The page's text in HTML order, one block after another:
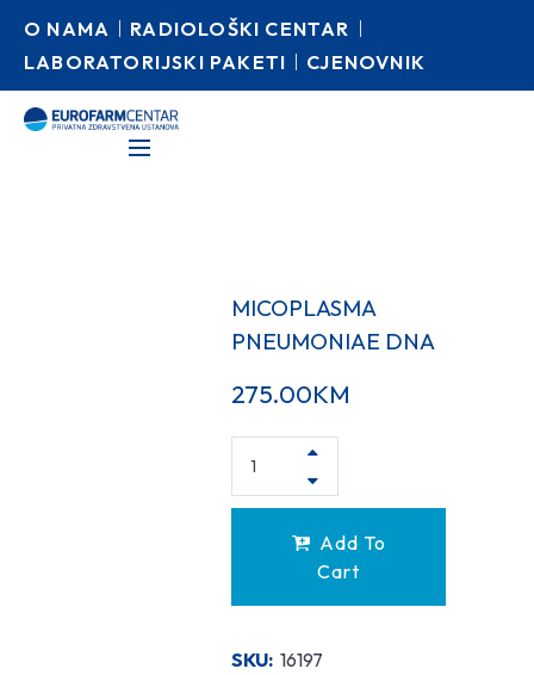
O NAMA
RADIOLOŠKI CENTAR
LABORATORIJSKI PAKETI
CJENOVNIK
MICOPLASMA
PNEUMONIAE DNA
275.00KM
Add To
Cart
SKU: 16197